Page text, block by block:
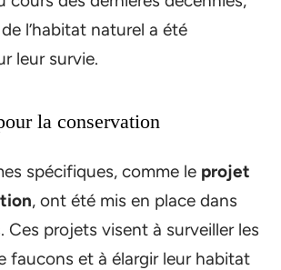
l’habitat naturel a été
leur survie.
la conservation
spécifiques, comme le projet
, ont été mis en place dans
Ces projets visent à surveiller les
faucons et à élargir leur habitat